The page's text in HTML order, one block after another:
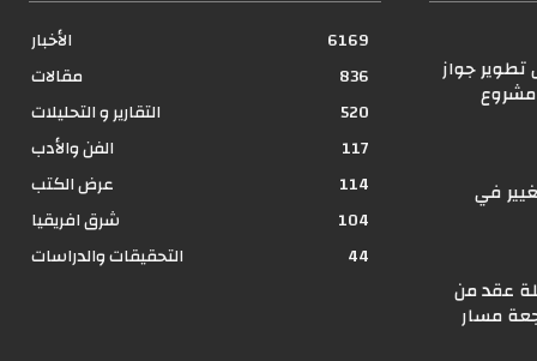
الأخبار
6169
مقالات
836
التقارير و التحليلات
520
الفن والأدب
117
عرض الكتب
114
شرق افريقيا
104
التحقيقات والدراسات
44
جواز
مشروع
في
عقد من
مسار